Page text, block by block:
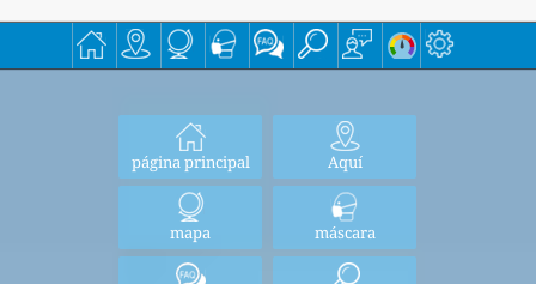
página principal Aquí
mapa máscara